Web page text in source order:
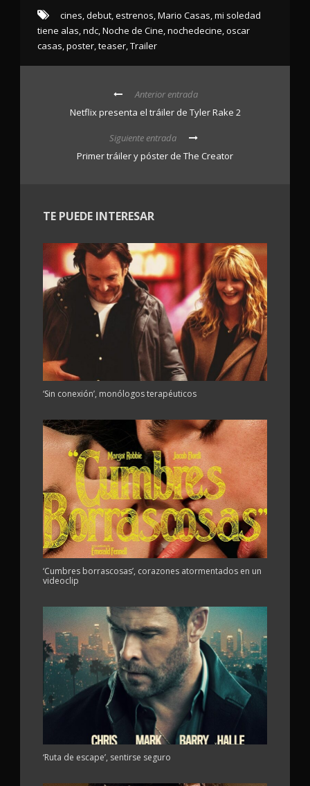
cines,debut,estrenos,Mario Casas,mi soledad
tiene alas,ndc,Noche de Cine,nochedecine,oscar
casas,poster,teaser,Trailer
Anterior entrada
Netflix presenta el tráiler de Tyler Rake 2
Siguiente entrada
Primer tráiler y póster de The Creator
TE PUEDE INTERESAR
‘Sin conexión’, monólogos terapéuticos
‘Cumbres borrascosas’, corazones atormentados en un
videoclip
‘Ruta de escape’, sentirse seguro